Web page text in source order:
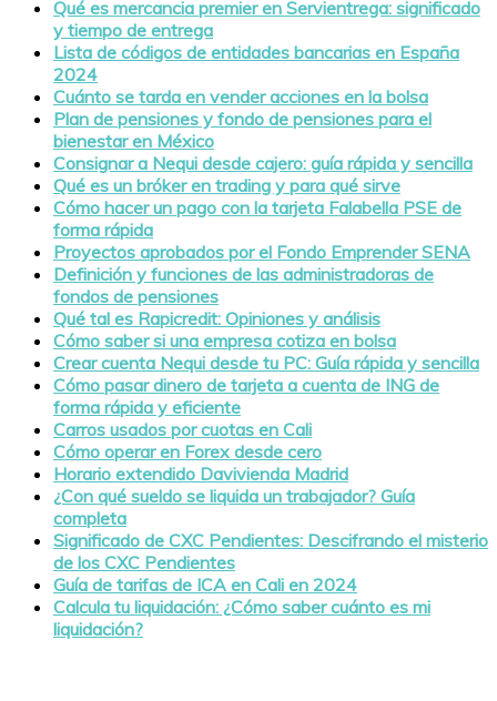
Qué es mercancia premier en Servientrega: significado
y tiempo de entrega
Lista de códigos de entidades bancarias en España
2024
Cuánto se tarda en vender acciones en la bolsa
Plan de pensiones y fondo de pensiones para el
bienestar en México
Consignar a Nequi desde cajero: guía rápida y sencilla
Qué es un bróker en trading y para qué sirve
Cómo hacer un pago con la tarjeta Falabella PSE de
forma rápida
Proyectos aprobados por el Fondo Emprender SENA
Definición y funciones de las administradoras de
fondos de pensiones
Qué tal es Rapicredit: Opiniones y análisis
Cómo saber si una empresa cotiza en bolsa
Crear cuenta Nequi desde tu PC: Guía rápida y sencilla
Cómo pasar dinero de tarjeta a cuenta de ING de
forma rápida y eficiente
Carros usados por cuotas en Cali
Cómo operar en Forex desde cero
Horario extendido Davivienda Madrid
¿Con qué sueldo se liquida un trabajador? Guía
completa
Significado de CXC Pendientes: Descifrando el misterio
de los CXC Pendientes
Guía de tarifas de ICA en Cali en 2024
Calcula tu liquidación: ¿Cómo saber cuánto es mi
liquidación?